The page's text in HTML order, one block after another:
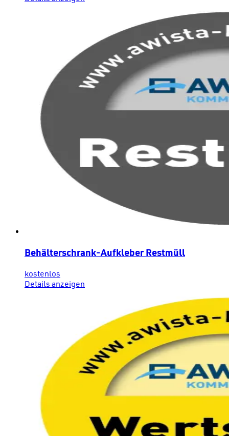
Behälterschrank-Aufkleber Restmüll
kostenlos
Details anzeigen